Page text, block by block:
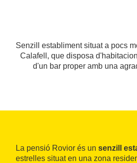
Senzill establiment situat a pocs
Calafell, que disposa
d'un bar proper amb una
La pensió Rovior és un senzill
estrelles situat en una zona